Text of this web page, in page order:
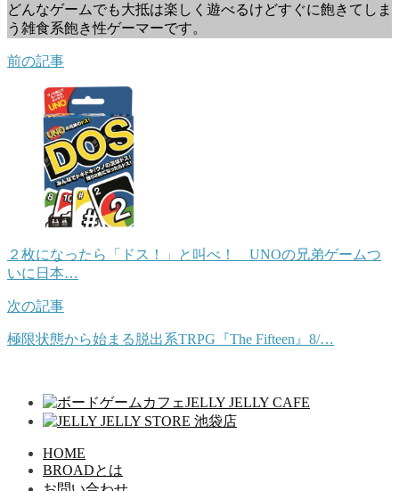
どんなゲームでも大抵は楽しく遊べるけどすぐに飽きてしま
う雑食系飽き性ゲーマーです。
前の記事
２枚になったら「ドス！」と叫べ！ UNOの兄弟ゲームつ
いに日本…
次の記事
極限状態から始まる脱出系TRPG『The Fifteen』8/…
HOME
BROADとは